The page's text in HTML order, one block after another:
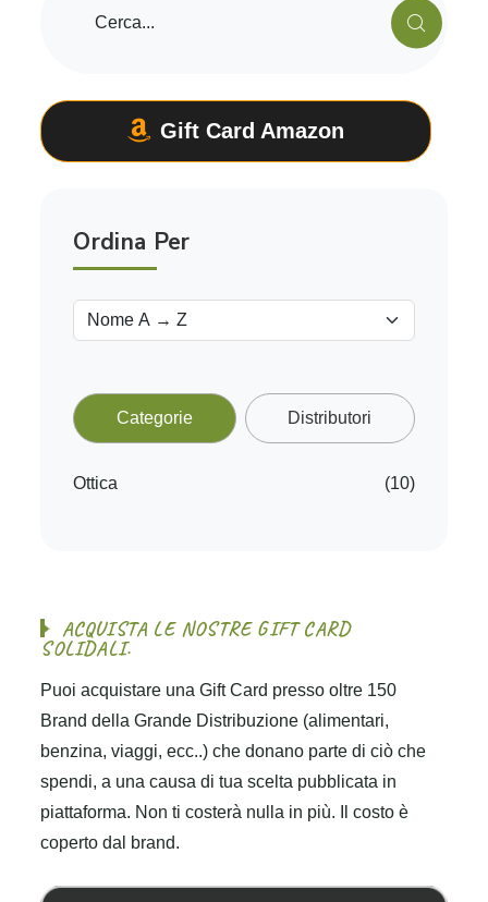
ACQUISTA LE NOSTRE GIFT CARD
SOLIDALI.
Puoi acquistare una Gift Card presso oltre 150
Brand della Grande Distribuzione (alimentari,
benzina, viaggi, ecc..) che donano parte di ciò che
spendi, a una causa di tua scelta pubblicata in
piattaforma. Non ti costerà nulla in più. Il costo è
coperto dal brand.
Gift Card Amazon
Ordina Per
Categorie Distributori
Ottica (10)